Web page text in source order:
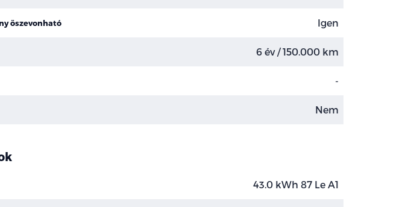
öszevonható Igen
6 év / 150.000 km
-
Nem
43.0 kWh 87 Le A1